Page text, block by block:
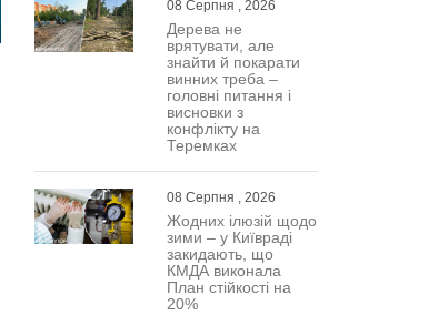
08 Серпня , 2026
Дерева не
врятувати, але
знайти й покарати
винних треба –
головні питання і
висновки з
конфлікту на
Теремках
08 Серпня , 2026
Жодних ілюзій щодо
зими – у Київраді
закидають, що
КМДА виконала
План стійкості на
20%